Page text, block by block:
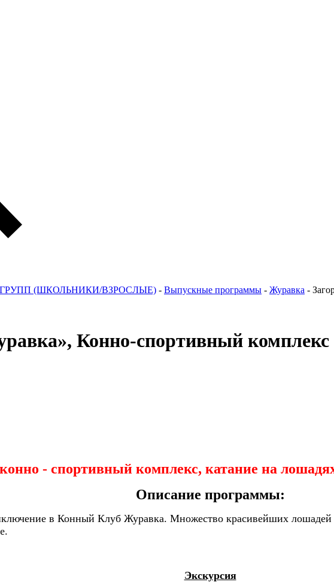
(ШКОЛЬНИКИ/ВЗРОСЛЫЕ) - Выпускные программы - Журавка -
Конно-спортивный
- спортивный комплекс, катание на
Описание программы:
в Конный Клуб Журавка. Множество красивейших
Экскурсия